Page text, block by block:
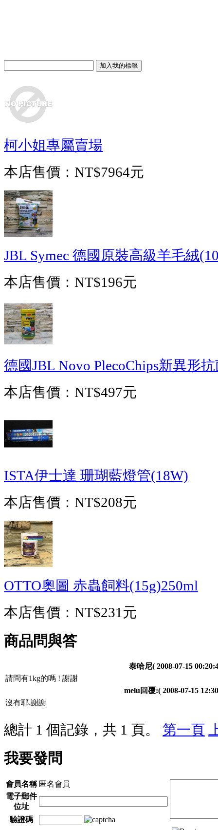
柯小姐專屬賣場
本店售價： NT$7964元
JBL Symec 德國原裝高級羊毛絨
本店售價： NT$196元
德國JBL Novo PlecoChips新異形
本店售價： NT$497元
ISTA伊士達 珊瑚藍燈管(18W)
本店售價： NT$208元
OTTO奧圖 赤蟲飼料(15g)250ml
本店售價： NT$231元
商品問與答
泰哈尼( 2008-07-15
請問有1kg的嗎 ! 謝謝
melu回覆:( 2008-07-15
沒有耶.謝謝
總計 1 個記錄，共 1 頁。 第一頁
我要發問
會員名稱 匿名會員
電子郵件
位址
驗證碼